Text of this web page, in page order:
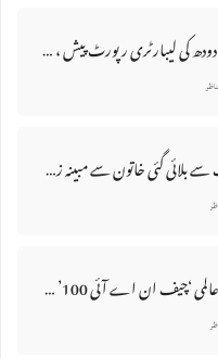
پاکستان میں‌تیل، گھی اور دودھ کی لیبارٹری رپورٹ پیش ، 176 نمونے غیر معیاری قرار
شادی کا جھانسہ دیکر بنکاک سے بلائی گئی خاتون سے مبینہ زیادتی، ملزم گرفتار
نگہت داد سال 2026 کی عالمی ‘چیف ان اے آئی 100’ فہرست میں شامل